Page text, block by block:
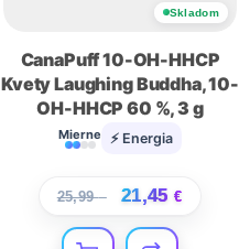
Skladom
CanaPuff 10-OH-HHCP
Kvety Laughing Buddha, 10-
OH-HHCP 60 %, 3 g
Mierne ⚡ Energia
25,99€ 21,45 €